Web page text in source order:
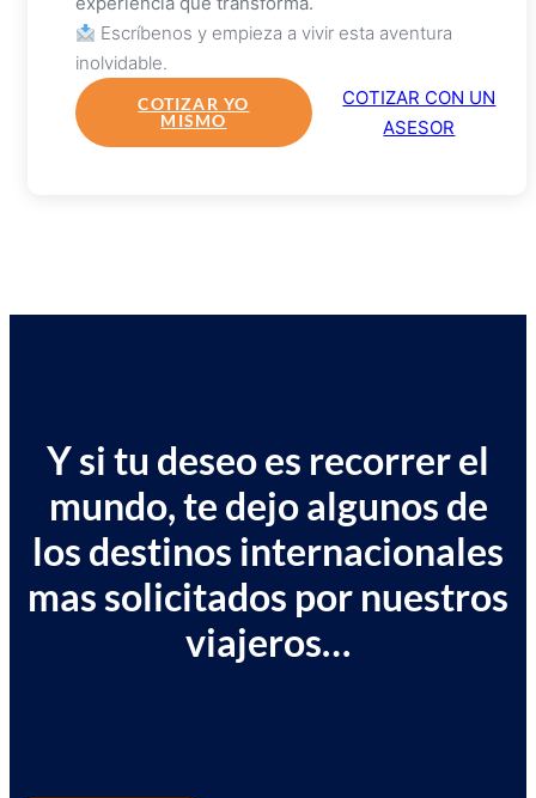
Escríbenos y empieza a vivir esta aventura
inolvidable.
COTIZAR YO
MISMO
COTIZAR CON UN
ASESOR
Y si tu deseo es recorrer el
mundo, te dejo algunos de
los destinos internacionales
mas solicitados por nuestros
viajeros…